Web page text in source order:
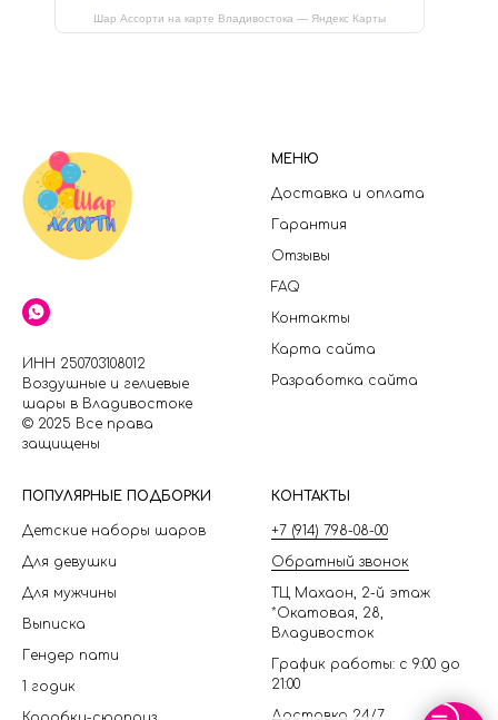
Шар Ассорти на карте Владивостока — Яндекс Карты
ИНН 250703108012
Воздушные и гелиевые
шары в Владивостоке
© 2025 Все права
защищены
МЕНЮ
Доставка и оплата
Гарантия
Отзывы
FAQ
Контакты
Карта сайта
Разработка сайта
ПОПУЛЯРНЫЕ ПОДБОРКИ
Детские наборы шаров
Для девушки
Для мужчины
Выписка
Гендер пати
1 годик
КОНТАКТЫ
+7 (914) 798-08-00
Обратный звонок
ТЦ Махаон, 2-й этаж
*Окатовая, 28,
Владивосток
График работы: с 9:00 до
21:00
Доставка 24/7